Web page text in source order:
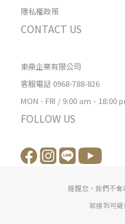
隱私權政策
CONTACT US
東鼎企業有限公司
客服電話 0968-788-826
MON - FRI / 9:00 am - 18:00
FOLLOW US
提醒您，我們不會
若接到可